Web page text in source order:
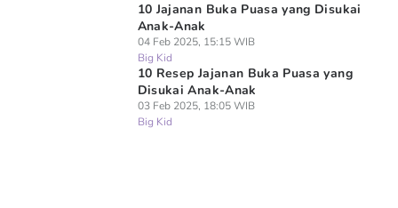
10 Jajanan Buka Puasa yang Disukai
Anak-Anak
04 Feb 2025, 15:15 WIB
Big Kid
10 Resep Jajanan Buka Puasa yang
Disukai Anak-Anak
03 Feb 2025, 18:05 WIB
Big Kid